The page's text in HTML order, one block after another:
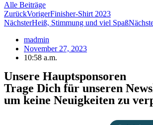
Alle Beiträge
ZurückVorigerFinisher-Shirt 2023
NächsterHeiß, Stimmung und viel Spaß
madmin
November 27, 2023
10:58 a.m.
Unsere Hauptsponsoren
Trage Dich für unseren
um keine Neuigkeiten zu